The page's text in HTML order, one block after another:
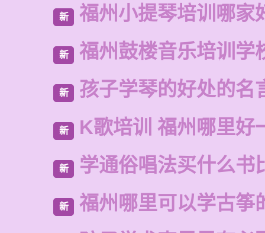
新 福州小提琴培训哪家
新 福州鼓楼音乐培训学
新 孩子学琴的好处的名
新 K歌培训 福州哪里好
新 学通俗唱法买什么书
新 福州哪里可以学古筝